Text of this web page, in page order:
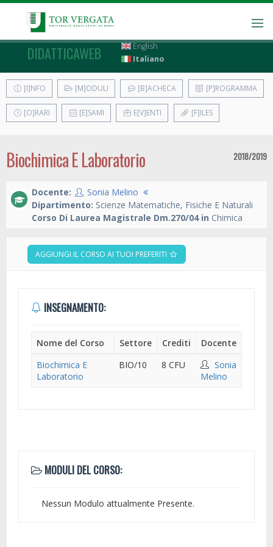
DIDATTICAWEB
English
Italiano
[I]NFO [M]ODULI [B]ACHECA [P]ROGRAMMA
[O]RARI [E]SAMI E[V]ENTI [F]ILES
Biochimica E Laboratorio 2018/2019
Docente:
Sonia Melino
Dipartimento: Scienze Matematiche, Fisiche E Naturali
Corso Di Laurea Magistrale Dm.270/04 in Chimica
AGGIUNGI IL CORSO AI TUOI PREFERITI
INSEGNAMENTO:
Nome del Corso Settore Crediti
Docente
Biochimica E
Laboratorio
BIO/10 8 CFU
Sonia
Melino
MODULI DEL CORSO:
Nessun Modulo attualmente Presente.